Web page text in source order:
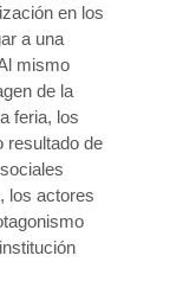
en los
a una
mismo
de la
feria, los
resultado de
los actores